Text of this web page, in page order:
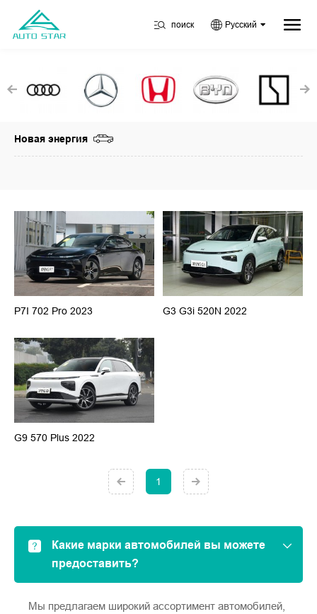
поиск Русский
Новая энергия
P7I 702 Pro 2023 G3 G3i 520N 2022
G9 570 Plus 2022
1
Какие марки автомобилей вы можете
предоставить?
Мы предлагаем широкий ассортимент автомобилей,